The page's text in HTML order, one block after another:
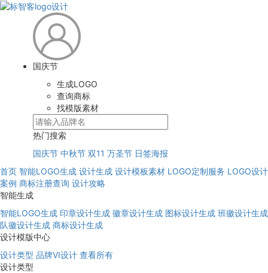
国庆节
生成LOGO
查询商标
找模版素材
热门搜索
国庆节 中秋节 双11 万圣节 日签海报
首页 智能LOGO生成 设计生成 设计模板素材 LOGO定制服务 LOGO设计
案例 商标注册查询 设计攻略
智能生成
智能LOGO生成 印章设计生成 徽章设计生成 图标设计生成 班徽设计生成
队徽设计生成 商标设计生成
设计模版中心
设计类型 品牌VI设计 查看所有
设计类型